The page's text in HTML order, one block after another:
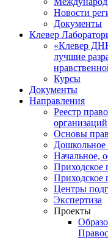
Новости
Документы
Клевер
«Клевер
лучшие
Курсы
Документы
Направления
Реестр
организаций
Основы
Дошкольное
Начальное,
Приходское
Приходское
Центры
Экспертиза
Проекты